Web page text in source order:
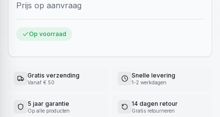
Prijs op aanvraag
Op voorraad
Gratis verzending
Vanaf € 50
Snelle levering
1-2 werkdagen
5 jaar garantie
Op alle producten
14 dagen retour
Gratis retourneren